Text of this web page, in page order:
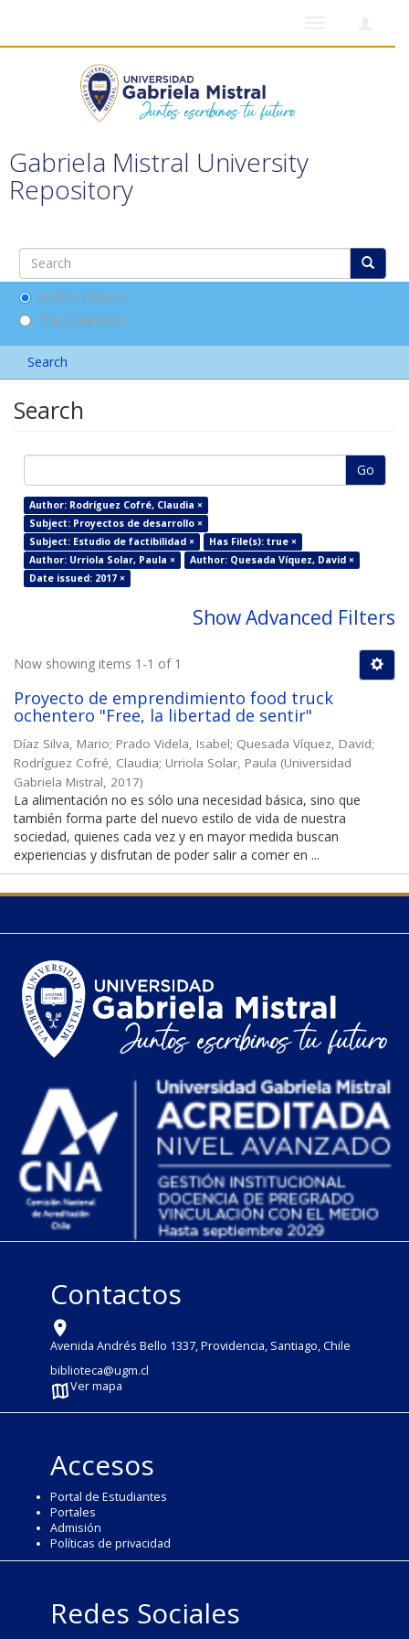
Gabriela Mistral University
Repository
Search DSpace
This Collection
Search
Search
Go
Author: Rodríguez Cofré, Claudia ×
Subject: Proyectos de desarrollo ×
Subject: Estudio de factibilidad ×
Has File(s): true ×
Author: Urriola Solar, Paula ×
Author: Quesada Víquez, David ×
Date issued: 2017 ×
Show Advanced Filters
Now showing items 1-1 of 1
Proyecto de emprendimiento food truck
ochentero "Free, la libertad de sentir"
Díaz Silva, Mario; Prado Videla, Isabel; Quesada Víquez, David;
Rodríguez Cofré, Claudia; Urriola Solar, Paula (Universidad
Gabriela Mistral, 2017)
La alimentación no es sólo una necesidad básica, sino que
también forma parte del nuevo estilo de vida de nuestra
sociedad, quienes cada vez y en mayor medida buscan
experiencias y disfrutan de poder salir a comer en ...
Contactos
Avenida Andrés Bello 1337, Providencia, Santiago, Chile
biblioteca@ugm.cl
Ver mapa
Accesos
Portal de Estudiantes
Portales
Admisión
Políticas de privacidad
Redes Sociales